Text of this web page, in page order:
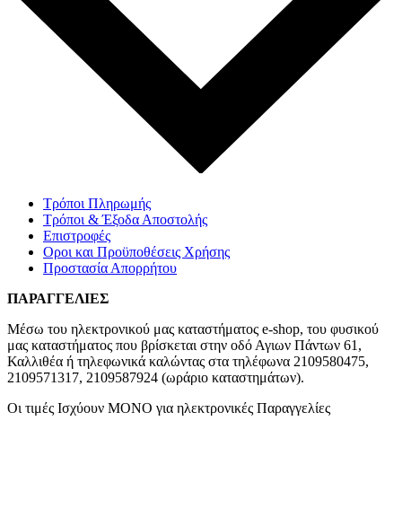
Τρόποι Πληρωμής
Τρόποι & Έξοδα Αποστολής
Επιστροφές
Οροι και Προϋποθέσεις Χρήσης
Προστασία Απορρήτου
ΠΑΡΑΓΓΕΛΙΕΣ
Μέσω του ηλεκτρονικού μας καταστήματος e-shop, του φυσικού
μας καταστήματος που βρίσκεται στην οδό Αγιων Πάντων 61,
Καλλιθέα ή τηλεφωνικά καλώντας στα τηλέφωνα 2109580475,
2109571317, 2109587924 (ωράριο καταστημάτων).
Οι τιμές Ισχύουν ΜΟΝΟ για ηλεκτρονικές Παραγγελίες